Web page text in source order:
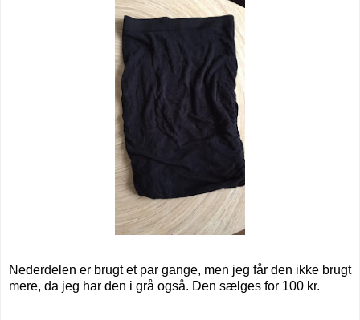
Nederdelen er brugt et par gange, men jeg får den ikke brugt
mere, da jeg har den i grå også. Den sælges for 100 kr.